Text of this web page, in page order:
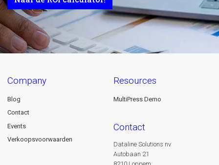
company
Blog
Contact
Events
Verkoopsvoorwaarden
resources
MultiPress Demo
contact
Dataline Solutions nv
Autobaan 21
8210 Loppem